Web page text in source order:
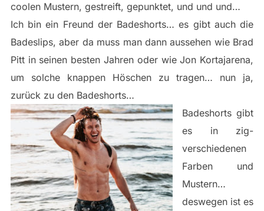
coolen Mustern, gestreift, gepunktet, und und und…
Ich bin ein Freund der Badeshorts… es gibt auch die
Badeslips, aber da muss man dann aussehen wie Brad
Pitt in seinen besten Jahren oder wie Jon Kortajarena,
um solche knappen Höschen zu tragen… nun ja,
zurück zu den Badeshorts…
Badeshorts gibt
es in zig-
verschiedenen
Farben und
Mustern…
deswegen ist es